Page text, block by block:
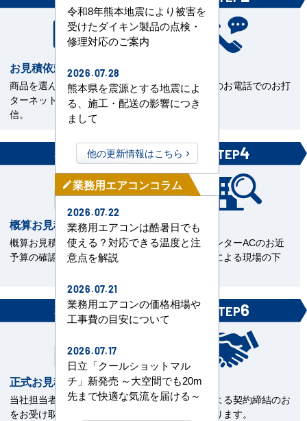
お見積依頼
商品を選んで見積依頼をイン
ターネットまたはFAXで送
信。
当社担当とのお電話でのお打
合せ。
STEP 3
概算お見積書を確認
概算お見積をご覧いただきご
予算の確認。
STEP4
現場下見
エアコンセンターACのお近
くの直工店による現場の下
STEP5
正式お見積書の確認
当社担当者から正式お見積書
をお受け取下さい。
STEP6
ご契約
電子契約による契約締結のお
手続きとなります。
令和8年熊本地震により被害を
受けたダイキン製品の点検・
修理対応のご案内
2026.07.28
熊本県を震源とする地震によ
る、施工・配送の影響につき
まして
他の更新情報はこちら
mode_edit業務用エアコンコラム
2026.07.22
業務用エアコンは酷暑日でも
使える？対応できる温度と注
意点を解説
2026.07.21
業務用エアコンの価格相場や
工事費の目安について
2026.07.17
日立「クールショットマル
チ」新発売 ～大空間でも20m
先まで快適な気流を届ける～